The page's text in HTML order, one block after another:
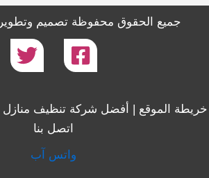
جميع الحقوق محفوظة تصميم وتطوير
خريطة الموقع أفضل شركة تنظيف منازل
اتصل بنا
واتس آب